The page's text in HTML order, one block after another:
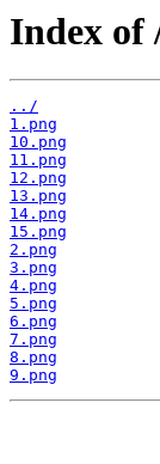
Index of
../
1.png
10.png
11.png
12.png
13.png
14.png
15.png
2.png
3.png
4.png
5.png
6.png
7.png
8.png
9.png